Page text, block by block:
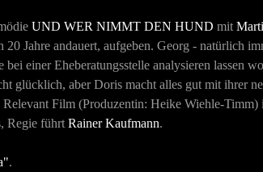
UND WER NIMMT DEN HUND mit
Jahre andauert, aufgeben. Georg - natürlich
einer Eheberatungsstelle analysieren lassen
glücklich, aber Doris macht alles gut mit ihrer
Film (Produzentin: Heike Wiehle-
Regie führt Rainer Kaufmann.
.